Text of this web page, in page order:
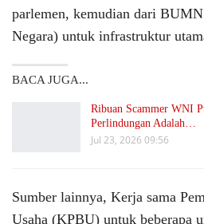
parlemen, kemudian dari
Negara) untuk infrastruktur
BACA JUGA...
Ribuan Scammer WNI
Perlindungan Adalah…
Jul 23, 2026 09:56
Sumber lainnya, Kerja sama
Usaha (KPBU) untuk beberapa